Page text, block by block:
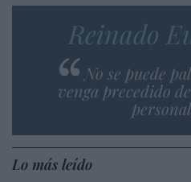
Reinado
No se puede
venga precedido
Lo más leído